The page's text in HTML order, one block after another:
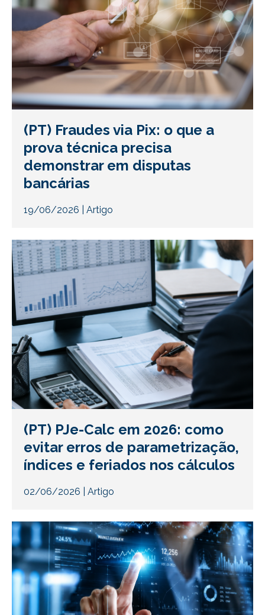
(PT) Fraudes via Pix: o que a
prova técnica precisa
demonstrar em disputas
bancárias
19/06/2026 Artigo
(PT) PJe-Calc em 2026: como
evitar erros de parametrização,
índices e feriados nos cálculos
02/06/2026 Artigo